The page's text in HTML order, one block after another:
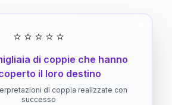
⭐ ⭐ ⭐ ⭐ ⭐
di coppie che hanno
il loro destino
di coppia realizzate con
successo